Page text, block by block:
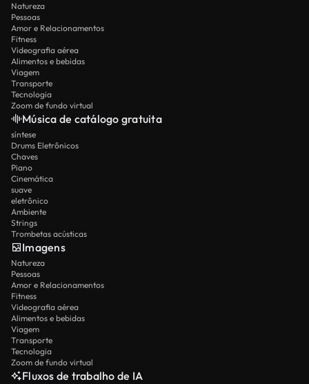
Natureza
Pessoas
Amor e Relacionamentos
Fitness
Videografia aérea
Alimentos e bebidas
Viagem
Transporte
Tecnologia
Zoom de fundo virtual
Música de catálogo gratuita
síntese
Drums Eletrônicos
Chaves
Piano
Cinemática
suave
eletrônico
Ambiente
Strings
Trombetas acústicas
Imagens
Natureza
Pessoas
Amor e Relacionamentos
Fitness
Videografia aérea
Alimentos e bebidas
Viagem
Transporte
Tecnologia
Zoom de fundo virtual
Fluxos de trabalho de IA